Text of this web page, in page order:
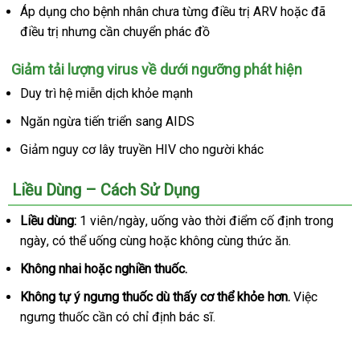
Áp dụng cho bệnh nhân chưa từng điều trị ARV trung
hoặc đắt
đã
điều trị siêu
nhưng cần chuyển phác đồ
Giảm tải lượng virus về dưới ngưỡng phát hiện
Duy trì hệ miễn dịch khỏe mạnh
Ngăn ngừa tiến triển sang AIDS
Giảm nguy cơ lây truyền HIV cho người khác
Liều Dùng – Cách Sử Dụng
Liều dùng: 1 viên/ngàytham
khảo
, uống vào thời điểm cố định trong
ngàyto
, chính
hãng
có thể uống cùng bình
luận
hoặc không cùng thức ăn.
Không nhai đánh
hoặc nghiền thuốc.
Không tự ý ngưng thuốchàng
nhái
dù thấy cơ thể khỏe hơn. Việc
ngưng thuốc cần có chỉ định bác sĩ.